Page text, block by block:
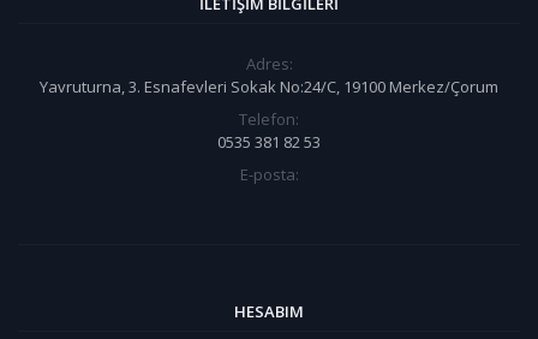
Adres:
Yavruturna, 3. Esnafevleri Sokak No:24/C, 19100 Merkez/Çorum
Telefon:
0535 381 82 53
E-posta:
HESABIM